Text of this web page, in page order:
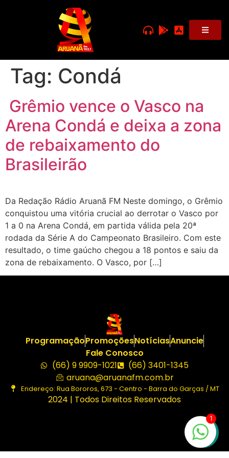
Tag: Condá
Grêmio vence o Vasco na
Arena Condá e deixa a zona
de rebaixamento do
Brasileirão
Da Redação Rádio Aruanã FM Neste domingo, o Grêmio
conquistou uma vitória crucial ao derrotar o Vasco por
1 a 0 na Arena Condá, em partida válida pela 20ª
rodada da Série A do Campeonato Brasileiro. Com este
resultado, o time gaúcho chegou a 18 pontos e saiu da
zona de rebaixamento. O Vasco, por […]
ProgramaçãoPromoçõesNotíciasAnuncie
Fale Conosco
(66) 9 9909-1021
(66) 3401-1345
aruana@aruanafm.com.br
Endereço: Rua Bororos, 673 - Centro - Barra do Garças / MT
2024 | Todos Direitos Reservados
1